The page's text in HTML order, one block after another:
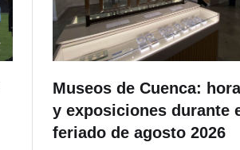
Museos de Cuenca:
y exposiciones durante
feriado de agosto 2026